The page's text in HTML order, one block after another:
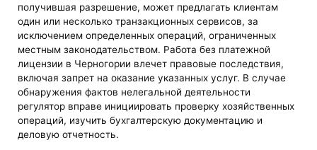
получившая разрешение, может предлагать клиентам
один или несколько транзакционных сервисов, за
исключением определенных операций, ограниченных
местным законодательством. Работа без платежной
лицензии в Черногории влечет правовые последствия,
включая запрет на оказание указанных услуг. В случае
обнаружения фактов нелегальной деятельности
регулятор вправе инициировать проверку хозяйственных
операций, изучить бухгалтерскую документацию и
деловую отчетность.